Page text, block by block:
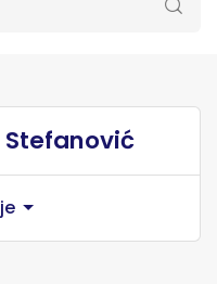
Stefanović